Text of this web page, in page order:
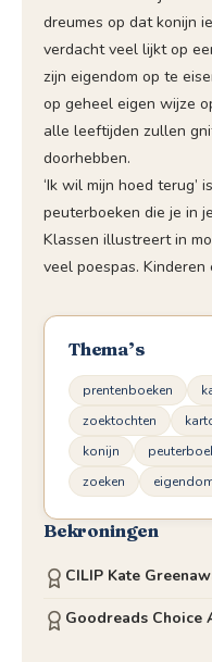
dreumes op dat konijn
verdacht veel lijkt op
zijn eigendom op te
op geheel eigen wijze
alle leeftijden zullen
doorhebben.
‘Ik wil mijn hoed terug’
peuterboeken die je in
Klassen illustreert in
veel poespas.
Thema’s
prentenboeken
zoektochten
konijn
zoeken
Bekroningen
CILIP Kate
Goodreads Choice